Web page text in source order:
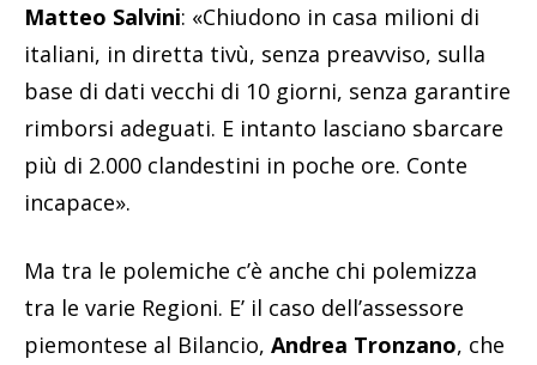
Matteo Salvini: «Chiudono in casa milioni di
italiani, in diretta tivù, senza preavviso, sulla
base di dati vecchi di 10 giorni, senza garantire
rimborsi adeguati. E intanto lasciano sbarcare
più di 2.000 clandestini in poche ore. Conte
incapace».
Ma tra le polemiche c’è anche chi polemizza
tra le varie Regioni. E’ il caso dell’assessore
piemontese al Bilancio, Andrea Tronzano, che